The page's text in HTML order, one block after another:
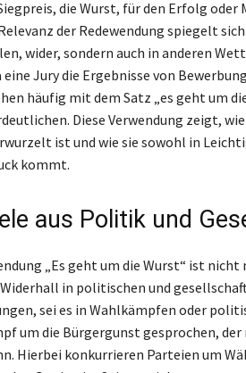
die Wurst, für den Erfolg oder
der Redewendung spiegelt
wider, sondern auch in anderen
eine Jury die Ergebnisse von
häufig mit dem Satz „es geht um
Diese Verwendung zeigt,
ist und wie sie sowohl in
kommt.
aus Politik und
„Es geht um die Wurst“ ist
in politischen und
sei es in Wahlkämpfen oder
um die Bürgergunst gesprochen,
Hierbei konkurrieren Parteien um